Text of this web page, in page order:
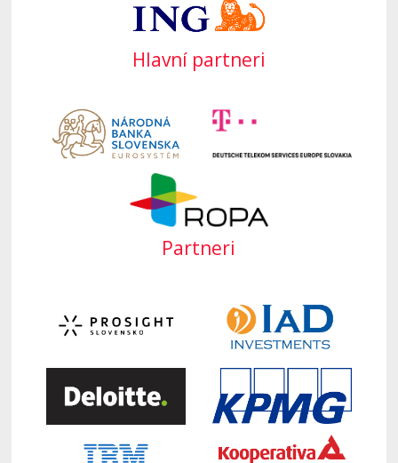
Hlavní partneri
Partneri